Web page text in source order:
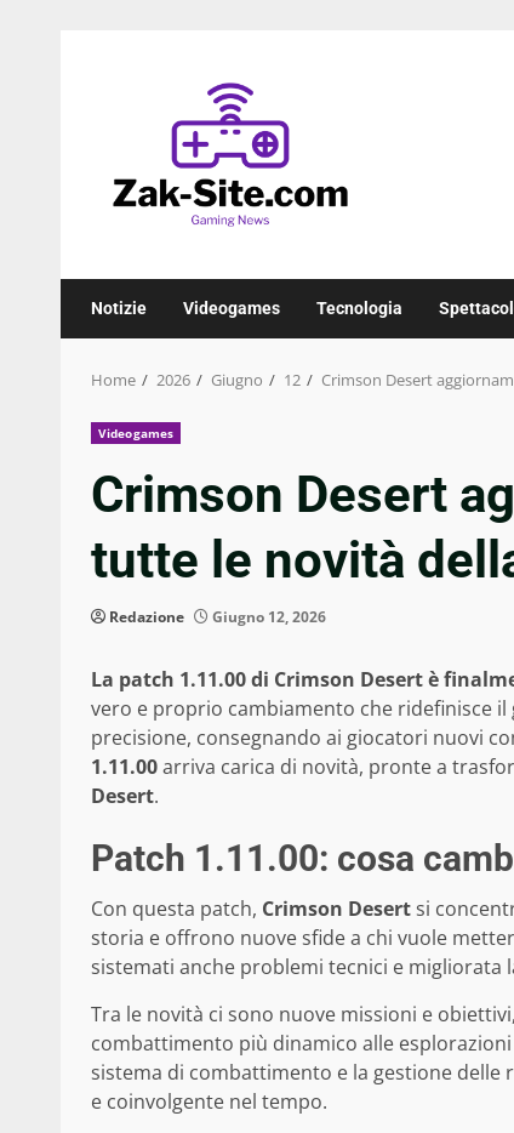
Notizie Videogames Tecnologia
Home 2026 Giugno 12 Crimson Desert
Videogames
Crimson Desert
tutte le novità
Redazione Giugno 12, 2026
La patch 1.11.00 di Crimson Desert è
vero e proprio cambiamento che ridefinisce il
precisione, consegnando ai giocatori nuovi
1.11.00arriva carica di novità, pronte a
Desert.
Patch 1.11.00: cosa
Con questa patch, Crimson Desertsi
storia e offrono nuove sfide a chi vuole
sistemati anche problemi tecnici e
Tra le novità ci sono nuove missioni e
combattimento più dinamico alle
sistema di combattimento e la gestione
e coinvolgente nel tempo.